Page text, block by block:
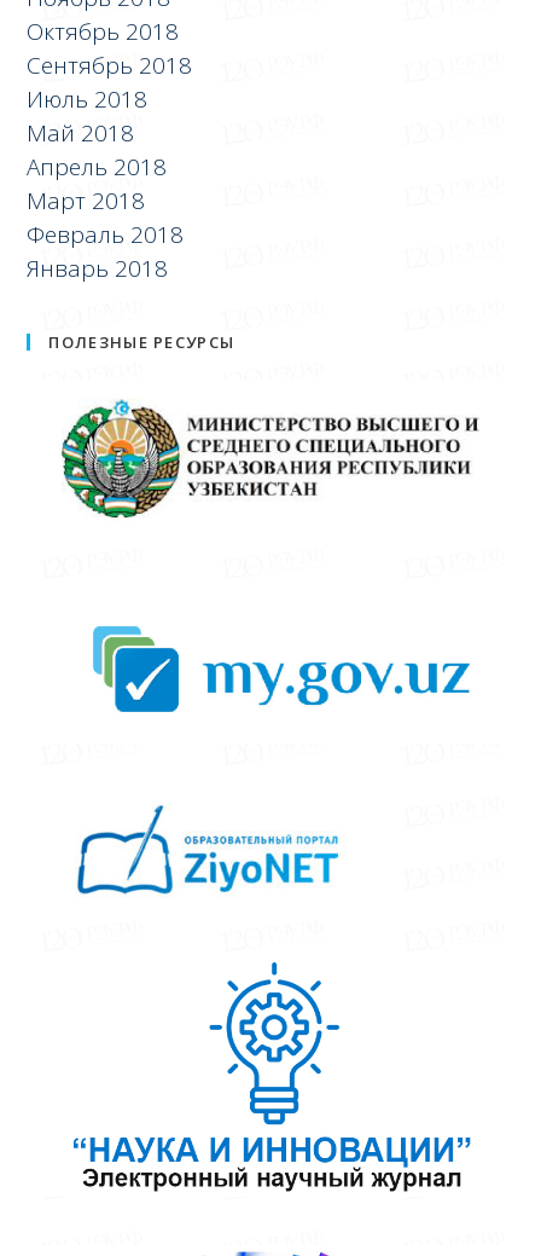
Октябрь 2018
Сентябрь 2018
Июль 2018
Май 2018
Апрель 2018
Март 2018
Февраль 2018
Январь 2018
ПОЛЕЗНЫЕ РЕСУРСЫ